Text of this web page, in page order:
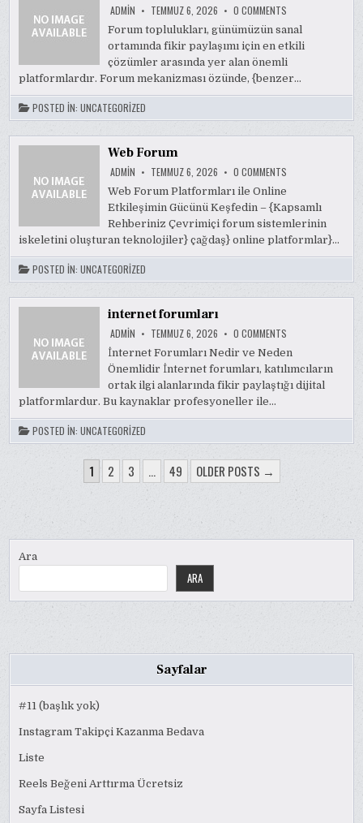
ADMIN TEMMUZ 6, 2026 0 COMMENTS
Forum toplulukları, günümüzün sanal
ortamında fikir paylaşımı için en etkili
çözümler arasında yer alan önemli
platformlardır. Forum mekanizması özünde, {benzer…
POSTED IN:UNCATEGORIZED
Web Forum
ADMIN TEMMUZ 6, 2026 0 COMMENTS
Web Forum Platformları ile Online
Etkileşimin Gücünü Keşfedin – {Kapsamlı
Rehberiniz Çevrimiçi forum sistemlerinin
iskeletini oluşturan teknolojiler} çağdaş} online platformlar}…
POSTED IN:UNCATEGORIZED
internet forumları
ADMIN TEMMUZ 6, 2026 0 COMMENTS
FORUMLARI
İnternet Forumları Nedir ve Neden
Önemlidir İnternet forumları, katılımcıların
ortak ilgi alanlarında fikir paylaştığı dijital
platformlardur. Bu kaynaklar profesyoneller ile…
POSTED IN:UNCATEGORIZED
SAYFALAMASI
1 2 3 … 49 OLDER POSTS →
Ara
ARA
Sayfalar
#11 (başlık yok)
Instagram Takipçi Kazanma Bedava
Liste
Reels Beğeni Arttırma Ücretsiz
Sayfa Listesi